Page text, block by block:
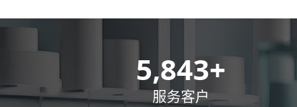
8,500+
服务客户